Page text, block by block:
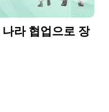
라 협업으로 장